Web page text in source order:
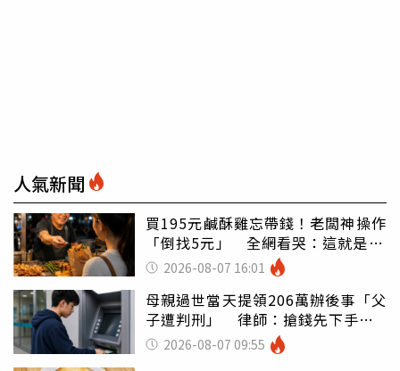
人氣新聞
買195元鹹酥雞忘帶錢！老闆神操作
「倒找5元」 全網看哭：這就是台
灣 2026-08-07 16:01
母親過世當天提領206萬辦後事「父
子遭判刑」 律師：搶錢先下手是
罪 2026-08-07 09:55